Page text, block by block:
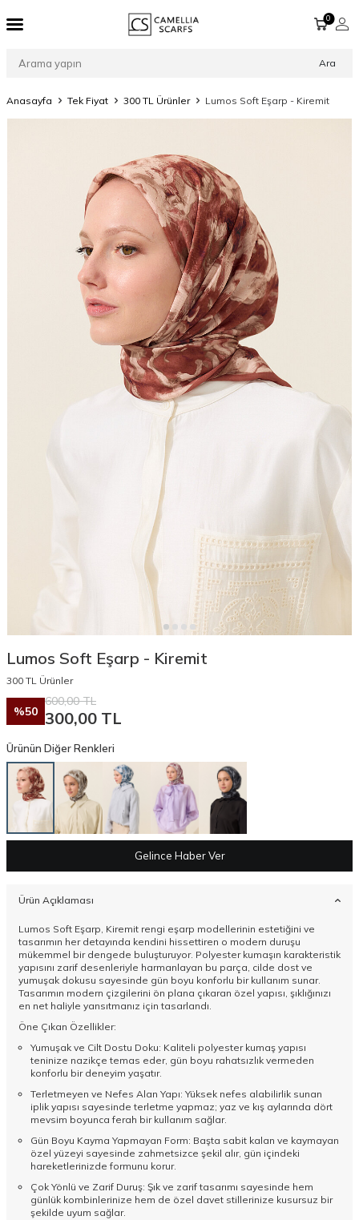
Ara
0
Anasayfa Tek Fiyat 300 TL Ürünler Lumos Soft Eşarp - Kiremit
Lumos Soft Eşarp - Kiremit
300 TL Ürünler
%50
600,00TL
300,00 TL
Ürünün Diğer Renkleri
Gelince Haber Ver
Ürün Açıklaması
Lumos Soft Eşarp, Kiremit rengi eşarp modellerinin estetiğini ve
tasarımın her detayında kendini hissettiren o modern duruşu
mükemmel bir dengede buluşturuyor. Polyester kumaşın karakteristik
yapısını zarif desenleriyle harmanlayan bu parça, cilde dost ve
yumuşak dokusu sayesinde gün boyu konforlu bir kullanım sunar.
Tasarımın modern çizgilerini ön plana çıkaran özel yapısı, şıklığınızı
en net haliyle yansıtmanız için tasarlandı.
Öne Çıkan Özellikler:
Yumuşak ve Cilt Dostu Doku: Kaliteli polyester kumaş yapısı
teninize nazikçe temas eder, gün boyu rahatsızlık vermeden
konforlu bir deneyim yaşatır.
Terletmeyen ve Nefes Alan Yapı: Yüksek nefes alabilirlik sunan
iplik yapısı sayesinde terletme yapmaz; yaz ve kış aylarında dört
mevsim boyunca ferah bir kullanım sağlar.
Gün Boyu Kayma Yapmayan Form: Başta sabit kalan ve kaymayan
özel yüzeyi sayesinde zahmetsizce şekil alır, gün içindeki
hareketlerinizde formunu korur.
Çok Yönlü ve Zarif Duruş: Şık ve zarif tasarımı sayesinde hem
günlük kombinlerinize hem de özel davet stillerinize kusursuz bir
şekilde uyum sağlar.